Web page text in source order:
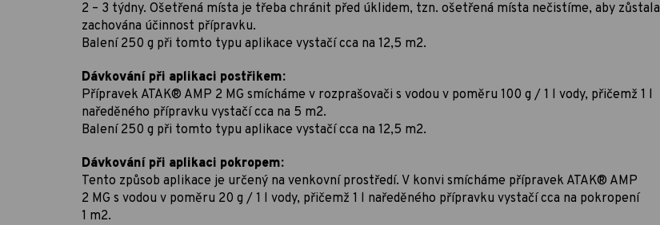
2 – 3 týdny. Ošetřená místa je třeba chránit před úklidem, tzn. ošetřená místa nečistíme, aby zůstala
zachována účinnost přípravku.
Balení 250 g při tomto typu aplikace vystačí cca na 12,5 m2.
Dávkování při aplikaci postřikem:
Přípravek ATAK® AMP 2 MG smícháme v rozprašovači s vodou v poměru 100 g / 1 l vody, přičemž 1 l
naředěného přípravku vystačí cca na 5 m2.
Balení 250 g při tomto typu aplikace vystačí cca na 12,5 m2.
Dávkování při aplikaci pokropem:
Tento způsob aplikace je určený na venkovní prostředí. V konvi smícháme přípravek ATAK® AMP
2 MG s vodou v poměru 20 g / 1 l vody, přičemž 1 l naředěného přípravku vystačí cca na pokropení
1 m2.